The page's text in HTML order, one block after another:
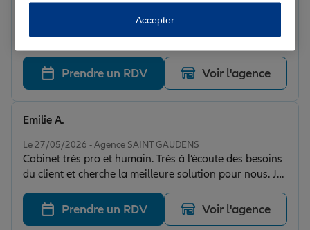
Un grand merci à Mr BLANQUIER de l'agence Allianz
pour son professionnalisme et son accompagnement.
Assurer un club d'escrime demande une vraie
compréhension des risques liés à notre sport. Il a su
nous proposer des solutions parfaitement adaptées à
nos licenciés, nos infrastructures et notre matériel. De
la même façon, notre contrat d'assurance auto pour le
avec un tarif très concurrentiel. Réactifs, à l'écoute et
de très bon conseil. Nous recommandons les yeux
fermés pour le monde associatif et sportif.
Prendre un RDV Voir l'agence
Le 27/05/2026 - Agence SAINT GAUDENS
Cabinet très pro et humain. Très à l’écoute des besoins
du client et cherche la meilleure solution pour nous. Je
recommande à 100%!
Emilie A.
Prendre un RDV Voir l'agence
Accepter